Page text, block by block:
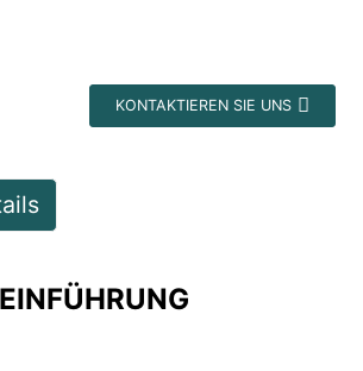
KONTAKTIEREN SIE UNS